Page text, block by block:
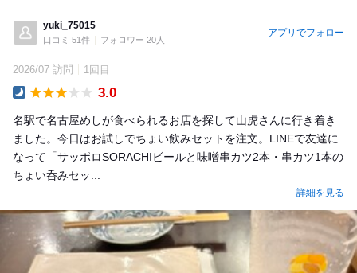
yuki_75015
口コミ 51件 フォロワー 20人
アプリでフォロー
2026/07 訪問 1回目
3.0
名駅で名古屋めしが食べられるお店を探して山虎さんに行き着き
ました。今日はお試しでちょい飲みセットを注文。LINEで友達に
なって「サッポロSORACHIビールと味噌串カツ2本・串カツ1本の
ちょい呑みセッ...
詳細を見る